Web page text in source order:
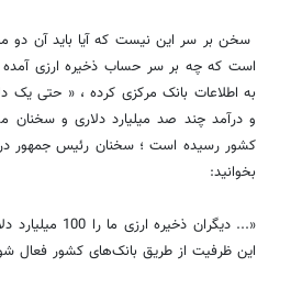
سخن بر سر این نیست که آیا باید آن دو
است که چه بر سر حساب ذخیره ارزی
به اطلاعات بانک مرکزی کرده ، « حتی یک
و درآمد چند صد میلیارد دلاری و سخنان
بخوانید:
«... دیگران
این ظرفیت از طریق بانک‌های کشور فعال